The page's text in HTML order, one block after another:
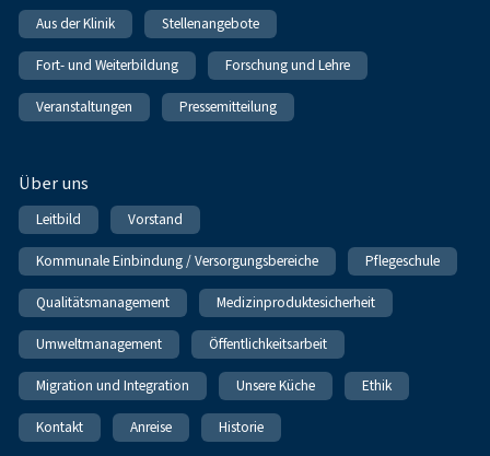
Aus der Klinik Stellenangebote
Fort- und Weiterbildung Forschung und Lehre
Veranstaltungen Pressemitteilung
Über uns
Leitbild Vorstand
Kommunale Einbindung / Versorgungsbereiche Pflegeschule
Qualitätsmanagement Medizinproduktesicherheit
Umweltmanagement Öffentlichkeitsarbeit
Migration und Integration Unsere Küche Ethik
Kontakt Anreise Historie